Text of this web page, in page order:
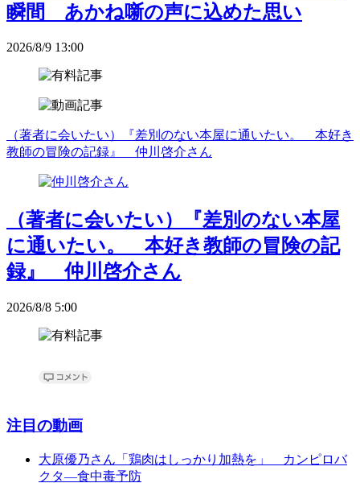
瞬間 あかね噺の声に込めた思い
2026/8/9 13:00
（著者に会いたい）『差別のない本屋に通いたい。 本好き
教師の冒険の記録』 仲川啓介さん
（著者に会いたい）『差別のない本屋
に通いたい。 本好き教師の冒険の記
録』 仲川啓介さん
2026/8/8 5:00
注目の動画
大原優乃さん「鶏肉はしっかり加熱を」 カンピロバ
クタ―食中毒予防